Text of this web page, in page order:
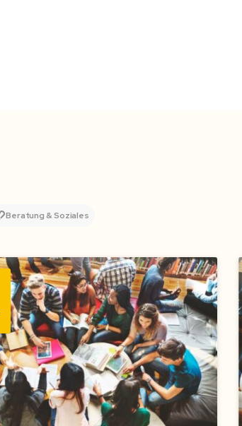
Beratung & Soziales